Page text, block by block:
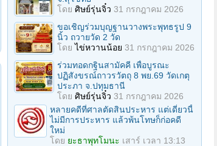
โดย ศิษย์รุ่นจิ๋ว 31 กรกฎาคม 2026
ขอเชิญร่วมบุญฐานวางพระพุทธรูป 9
นิ้ว ถวายวัด 2 วัด
โดยไข่หวานน้อย 31 กรกฎาคม 2026
ร่วมทอดกฐินสามัคคี เพื่อบูรณะ
ปฏิสังขรณ์ถาวรวัตถุ 8 พย.69 วัดเกตุ
ประภา จ.ปทุมธานี
โดย ศิษย์รุ่นจิ๋ว 31 กรกฎาคม 2026
หลายคดีที่ศาลตัดสินประหาร แต่เดี๋ยวนี้
ไม่มีการประหาร แล้วพ้นโทษก็ก่อคดี
ใหม่
โดย ยะธาพุทโมนะ เสาร์ เวลา 13:13